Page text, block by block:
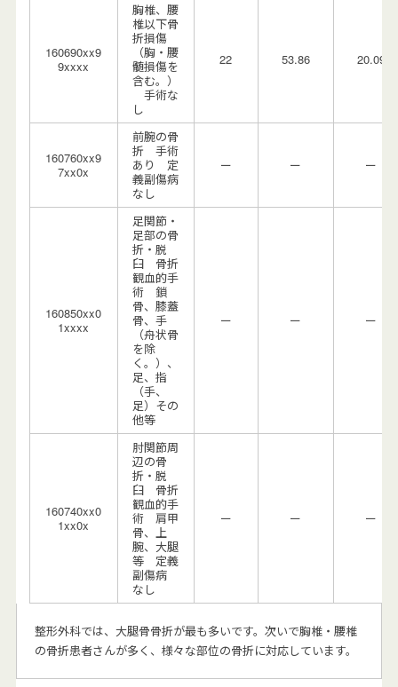
160690xx9
9xxxx
胸椎、腰
椎以下骨
折損傷
（胸・腰
髄損傷を
含む。）
手術な
し
22 53.86 20.09
160760xx9
7xx0x
前腕の骨
折 手術
あり 定
義副傷病
なし
ー ー ー
160850xx0
1xxxx
足関節・
足部の骨
折・脱
臼 骨折
観血的手
術 鎖
骨、膝蓋
骨、手
（舟状骨
を除
く。）、
足、指
（手、
足）その
他等
ー ー ー
160740xx0
1xx0x
肘関節周
辺の骨
折・脱
臼 骨折
観血的手
術 肩甲
骨、上
腕、大腿
等 定義
副傷病
なし
ー ー ー
整形外科では、大腿骨骨折が最も多いです。次いで胸椎・腰椎
の骨折患者さんが多く、様々な部位の骨折に対応しています。